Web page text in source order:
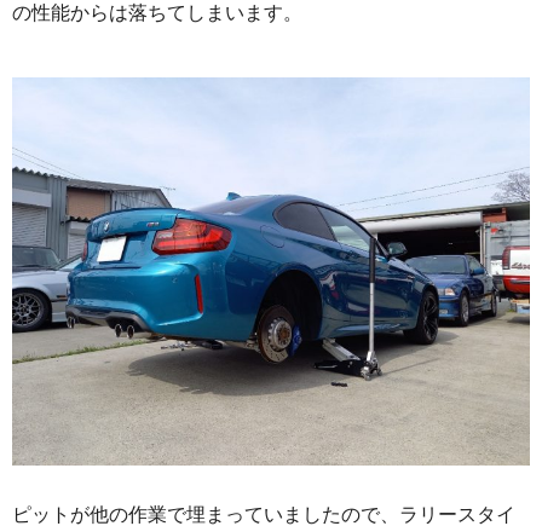
の性能からは落ちてしまいます。
ピットが他の作業で埋まっていましたので、ラリースタイ